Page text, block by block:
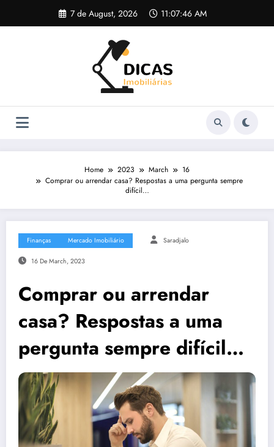
content
7 de August, 2026 11:07:47 AM
Home 2023 March
16
Comprar ou arrendar casa? Respostas a uma pergunta sempre
difícil…
Finanças Mercado Imobiliário Saradjalo
16 De March, 2023
Comprar ou arrendar
casa? Respostas a uma
pergunta sempre difícil…